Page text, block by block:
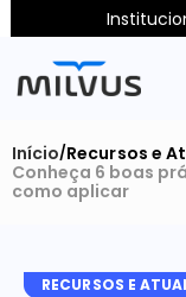
Início/Recursos e
Conheça 6 boas
como aplicar
RECURSOS E